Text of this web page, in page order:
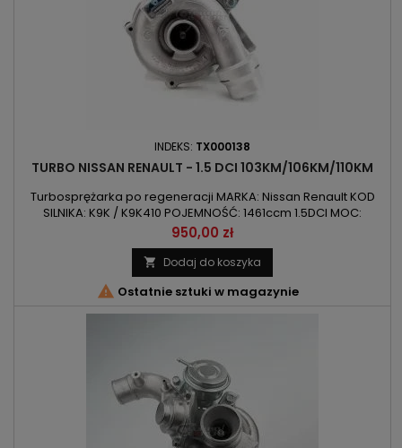
INDEKS: TX000138
TURBO NISSAN RENAULT - 1.5 DCI 103KM/106KM/110KM
Turbosprężarka po regeneracji MARKA: Nissan Renault KOD
SILNIKA: K9K / K9K410 POJEMNOŚĆ: 1461ccm 1.5DCI MOC:
76kW/103KM / 78kW/106KM / 81kW/110KM ROK PRODUKCJI: Od
2005r
Cena
950,00 zł
 Dodaj do koszyka
 Ostatnie sztuki w magazynie